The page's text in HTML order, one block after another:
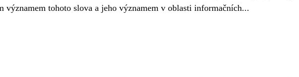
tohoto slova a jeho významem v oblasti informačních...